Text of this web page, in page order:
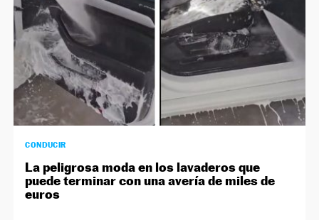
CONDUCIR
La peligrosa moda en los lavaderos que
puede terminar con una avería de miles de
euros